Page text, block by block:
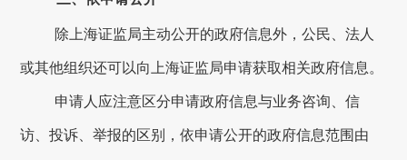
除上海证监局主动公开的政府信息外，公民、法人
或其他组织还可以向上海证监局申请获取相关政府信息。
申请人应注意区分申请政府信息与业务咨询、信
访、投诉、举报的区别，依申请公开的政府信息范围由